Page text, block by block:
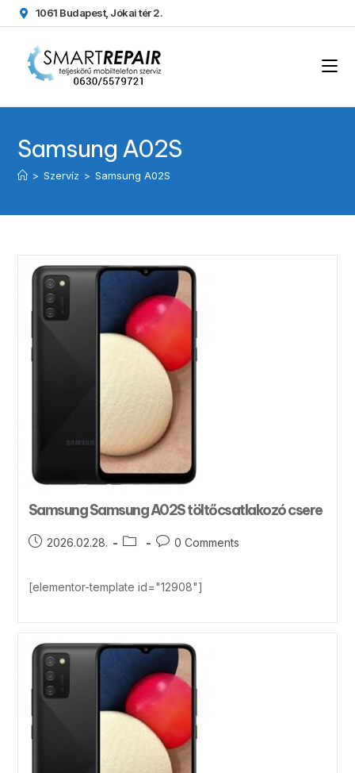
1061 Budapest, Jókai tér 2.
Samsung A02S
> Szervíz > Samsung A02S
Samsung Samsung A02S töltőcsatlakozó csere
2026.02.28. 0 Comments
[elementor-template id="12908"]